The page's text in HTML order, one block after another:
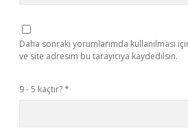
Daha sonraki yorumlarımda kullanılması
ve site adresim bu tarayıcıya kaydedilsin.
9 - 5 kaçtır?*